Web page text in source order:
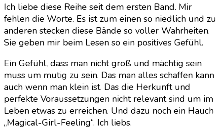
Ich liebe diese Reihe seit dem ersten Band. Mir
fehlen die Worte. Es ist zum einen so niedlich und zu
anderen stecken diese Bände so voller Wahrheiten.
Sie geben mir beim Lesen so ein positives Gefühl.
Ein Gefühl, dass man nicht groß und mächtig sein
muss um mutig zu sein. Das man alles schaffen kann
auch wenn man klein ist. Das die Herkunft und
perfekte Voraussetzungen nicht relevant sind um im
Leben etwas zu erreichen. Und dazu noch ein Hauch
„Magical-Girl-Feeling“. Ich liebs.